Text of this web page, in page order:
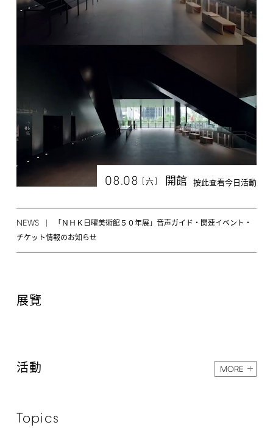
08.08 [六] 開館 按此查看今日活動
NEWS
「ＮＨＫ日曜美術館５０年展」音声ガイド・関連イベント・
チケット情報のお知らせ
展覽
活動 MORE
Topics